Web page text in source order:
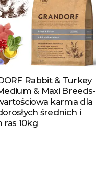
produktRabbit & Turkey
& Maxi Breeds-
karma dla
średnich i
ras 10kg